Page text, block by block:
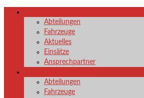
Abteilungen
Fahrzeuge
Aktuelles
Einsätze
Ansprechpartner
Abteilungen
Fahrzeuge